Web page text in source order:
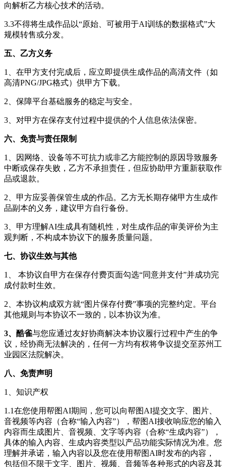
向解析乙方核心技术的活动。
3.3不得将生成作品以“原始、可被用于AI训练的数据格式”大
规模转售或分发。
五、乙方义务
1、在甲方支付完成后，应立即提供生成作品的高清文件（如
高清PNG/JPG格式）供甲方下载。
2、保障平台基础服务的稳定与安全。
3、对甲方在保存支付过程中提供的个人信息依法保密。
六、免责与责任限制
1、因网络、设备等不可抗力或非乙方能控制的原因导致服务
中断或保存失败，乙方不承担责任，但应协助甲方重新获取作
品或退款。
2、甲方应妥善保管生成的作品。乙方无长期存储甲方生成作
品副本的义务，建议甲方自行备份。
3、甲方理解AI生成具有随机性，对生成作品的审美评价为主
观判断，不构成本协议下的服务质量问题。
七、协议生效与其他
1、 本协议自甲方在保存付费页面勾选“同意并支付”并成功完
成付款时生效。
2、本协议构成双方就“图片保存付费”事项的完整约定。平台
其他规则与本协议不一致的，以本协议为准。
3、 酷雀与您应通过友好协商解决本协议履行过程中产生的争
议，经协商无法解决的，任何一方均有权将争议提交至苏州工
业园区法院解决。
八、免责声明
1、知识产权
1.1在您使用帮图AI期间，您可以向帮图AI提交文字、图片、
音视频等内容（合称“输入内容”），帮图AI接收响应您的输入
内容而生成图片、音视频、文字等内容（合称“生成内容”），
具体的输入内容、生成内容类型以产品功能实际情况为准。您
理解并承诺，输入内容以及您在使用帮图AI时发布的内容，
包括但不限于文字、图片、视频、音频等各种形式的内容及其